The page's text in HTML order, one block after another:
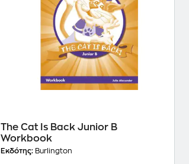
The Cat Is Back Junior B
Workbook
Εκδότης:Burlington